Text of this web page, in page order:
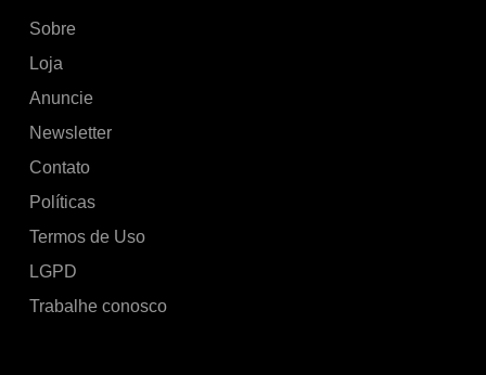
Sobre
Loja
Anuncie
Newsletter
Contato
Políticas
Termos de Uso
LGPD
Trabalhe conosco